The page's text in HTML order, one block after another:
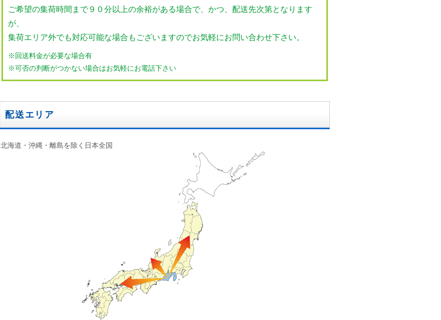
ご希望の集荷時間まで９０分以上の余裕がある場合で、かつ、配送先次第となります
が、
集荷エリア外でも対応可能な場合もございますのでお気軽にお問い合わせ下さい。
※回送料金が必要な場合有
※可否の判断がつかない場合はお気軽にお電話下さい
配送エリア
北海道・沖縄・離島を除く日本全国